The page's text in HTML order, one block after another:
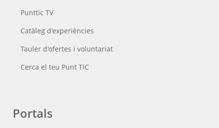
Punttic TV
Catàleg d'experiències
Tauler d'ofertes i voluntariat
Cerca el teu Punt TIC
Portals